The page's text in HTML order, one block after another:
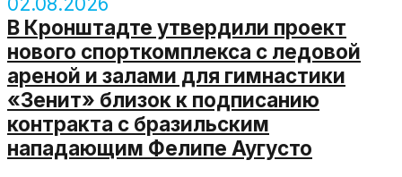
В Кронштадте утвердили проект
нового спорткомплекса с ледовой
ареной и залами для гимнастики
«Зенит» близок к подписанию
контракта с бразильским
нападающим Фелипе Аугусто